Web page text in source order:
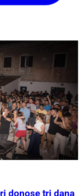
donose tri dana